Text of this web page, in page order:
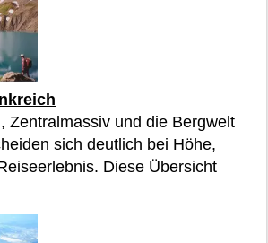
Zentralmassiv und die Bergwelt
sich deutlich bei Höhe,
Diese Übersicht